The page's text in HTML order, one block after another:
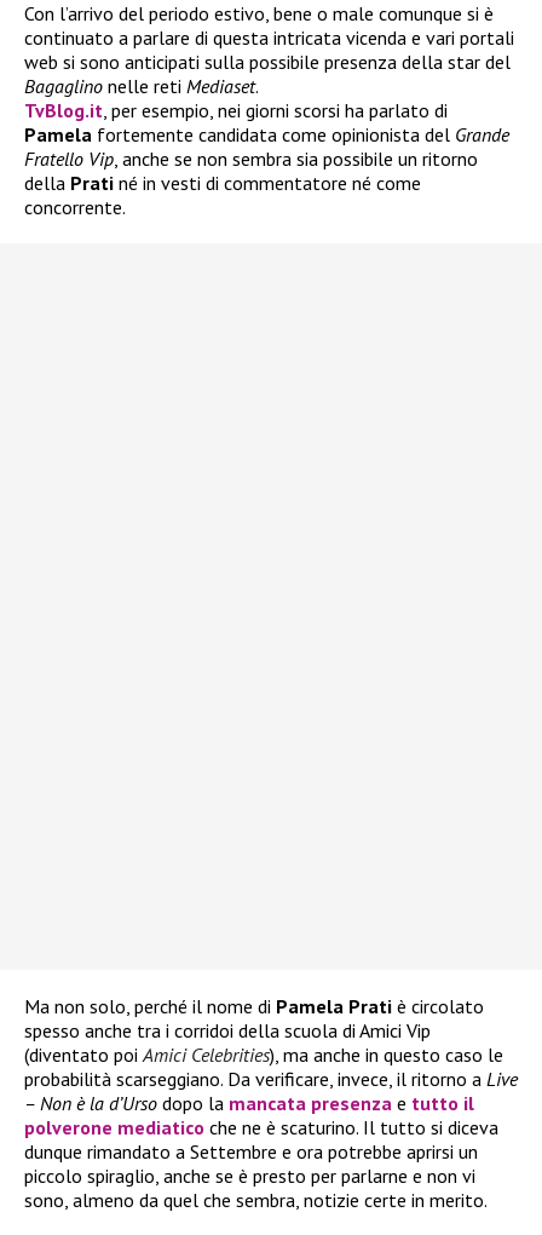
Con l’arrivo del periodo estivo, bene o male comunque si è
continuato a parlare di questa intricata vicenda e vari portali
web si sono anticipati sulla possibile presenza della star del
Bagaglino nelle reti Mediaset.
TvBlog.it, per esempio, nei giorni scorsi ha parlato di
Pamela fortemente candidata come opinionista del Grande
Fratello Vip, anche se non sembra sia possibile un ritorno
della Prati né in vesti di commentatore né come
concorrente.
Ma non solo, perché il nome di Pamela Prati è circolato
spesso anche tra i corridoi della scuola di Amici Vip
(diventato poiAmici Celebrities), ma anche in questo caso le
probabilità scarseggiano. Da verificare, invece, il ritorno a Live
– Non è la d’Urso dopo la mancata presenza e tutto il
polverone mediatico che ne è scaturino. Il tutto si diceva
dunque rimandato a Settembre e ora potrebbe aprirsi un
piccolo spiraglio, anche se è presto per parlarne e non vi
sono, almeno da quel che sembra, notizie certe in merito.